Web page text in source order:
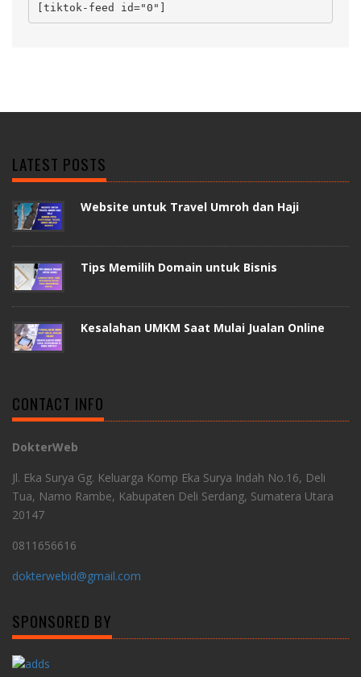
[tiktok-feed id="0"]
LATEST POSTS
Website untuk Travel Umroh dan Haji
Tips Memilih Domain untuk Bisnis
Kesalahan UMKM Saat Mulai Jualan Online
CONTACT INFO
DokterWeb
Jl. Eka Surya Gg. Keluarga Komp Eka Surya Indah No.16, Deli
Tua, Namo Rambe, Kabupaten Deli Serdang, Sumatera Utara
20147
0811656616
dokterwebid@gmail.com
SPONSORED BY